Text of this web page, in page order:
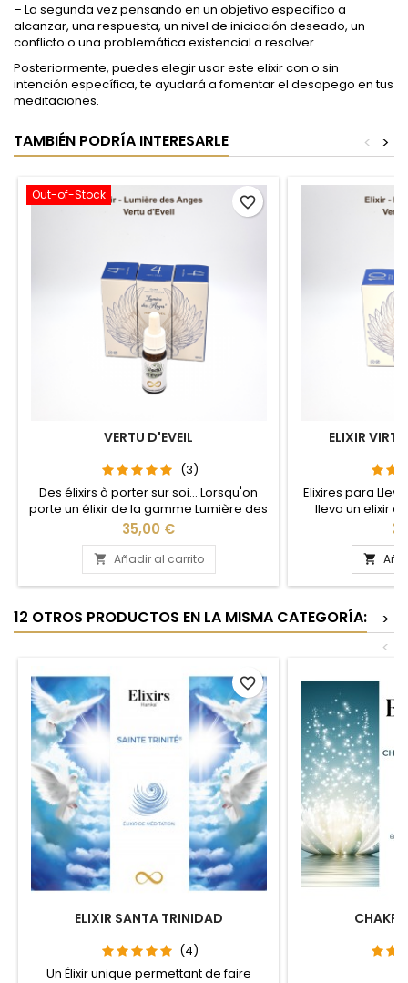
– La segunda vez pensando en un objetivo específico a
alcanzar, una respuesta, un nivel de iniciación deseado, un
conflicto o una problemática existencial a resolver.
Posteriormente, puedes elegir usar este elixir con o sin
intención específica, te ayudará a fomentar el desapego en tus
meditaciones.
TAMBIÉN PODRÍA INTERESARLE >
<
Out-of-Stock
VERTU D'EVEIL
(3)
Des élixirs à porter sur soi... Lorsqu'on
porte un élixir de la gamme Lumière des
Anges, il rayonne la vertu qu'il contient
dans notre aura. En plus d'un effet
immédiat, il nous aide à l’intégrer et la
développer dans notre quotidien.
L'utiliser en méditation permettra
compréhension et donc sa
Precio
35,00 €
 Añadir al carrito
favorite_border
ELIXIR
Elixires para
lleva un elixir
Ángeles, irradia
nuestra aura.
inmediato,
desarrollarla en
en
integración,
su
en

12 OTROS PRODUCTOS EN LA MISMA CATEGORÍA:
>
<
ELIXIR SANTA TRINIDAD
(4)
Un Élixir unique permettant de faire
favorite_border